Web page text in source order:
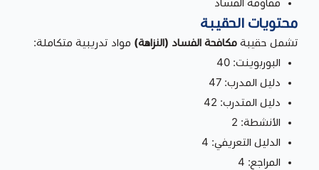
مقاومة الفساد
محتويات الحقيبة
تشمل حقيبة مكافحة الفساد (النزاهة) مواد تدريبية متكاملة:
البوربوينت: 40
دليل المدرب: 47
دليل المتدرب: 42
الأنشطة: 2
الدليل التعريفي: 4
المراجع: 4